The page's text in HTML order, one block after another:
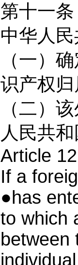
第十一条
中华人
（一）
识产权
（二）
人民共
Article 12
If a
●has
to which